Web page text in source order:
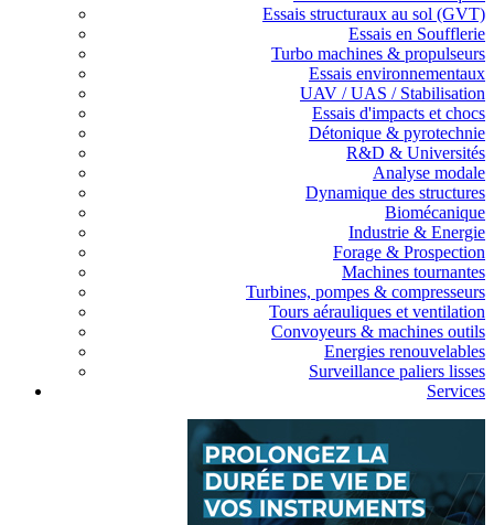
Essais structuraux au sol (GVT)
Essais en Soufflerie
Turbo machines & propulseurs
Essais environnementaux
UAV / UAS / Stabilisation
Essais d'impacts et chocs
Détonique & pyrotechnie
R&D & Universités
Analyse modale
Dynamique des structures
Biomécanique
Industrie & Energie
Forage & Prospection
Machines tournantes
Turbines, pompes & compresseurs
Tours aérauliques et ventilation
Convoyeurs & machines outils
Energies renouvelables
Surveillance paliers lisses
Services